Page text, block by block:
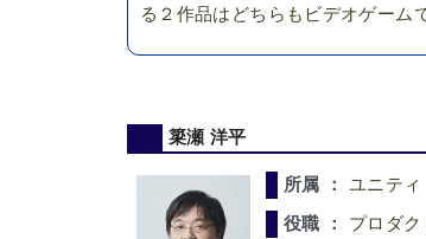
る２作品はどちらもビデオゲーム
簗瀬 洋平
所属 ： ユニテ
役職 ： プロダ